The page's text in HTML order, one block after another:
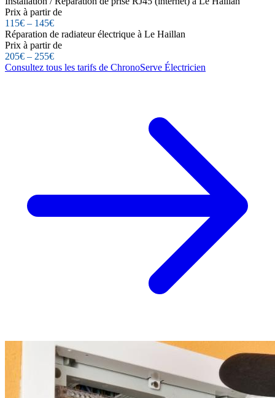
Prix à partir de
115€ – 145€
Réparation de radiateur électrique à Le Haillan
Prix à partir de
205€ – 255€
Consultez tous les tarifs de ChronoServe Électricien